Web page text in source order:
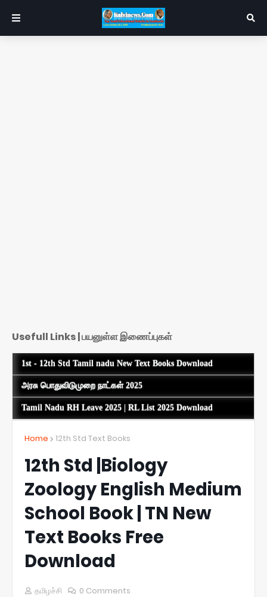
Usefull Links | பயனுள்ள இணைப்புகள்
1st - 12th Std Tamil nadu New Text Books Download
அரசு பொதுவிடுமுறை நாட்கள் 2025
Tamil Nadu RH Leave 2025 | RL List 2025 Download
Home 12th Std Text Books
12th Std |Biology
Zoology English Medium
School Book | TN New
Text Books Free
Download
தமிழச்சி 0 Comments